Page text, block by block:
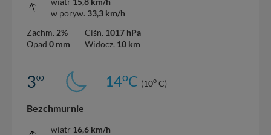
w poryw. 33,3 km/h
Zachm. 2%
Opad 0 mm
Ciśn. 1017 hPa
Widocz. 10 km
300 14oC (10o C)
Bezchmurnie
wiatr 16,6 km/h